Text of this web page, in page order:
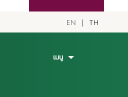
EN TH
เมนู